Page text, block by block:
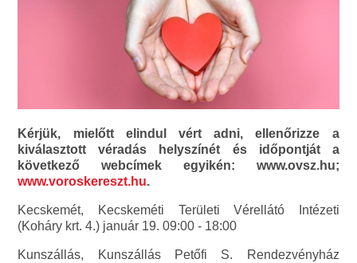
Kérjük, mielőtt elindul vért adni, ellenőrizze a
kiválasztott véradás helyszínét és időpontját a
következő webcímek egyikén: www.ovsz.hu;
www.voroskereszt.hu.
Kecskemét, Kecskeméti Területi Vérellátó Intézeti
(Koháry krt. 4.) január 19. 09:00 - 18:00
Kunszállás, Kunszállás Petőfi S. Rendezvényház